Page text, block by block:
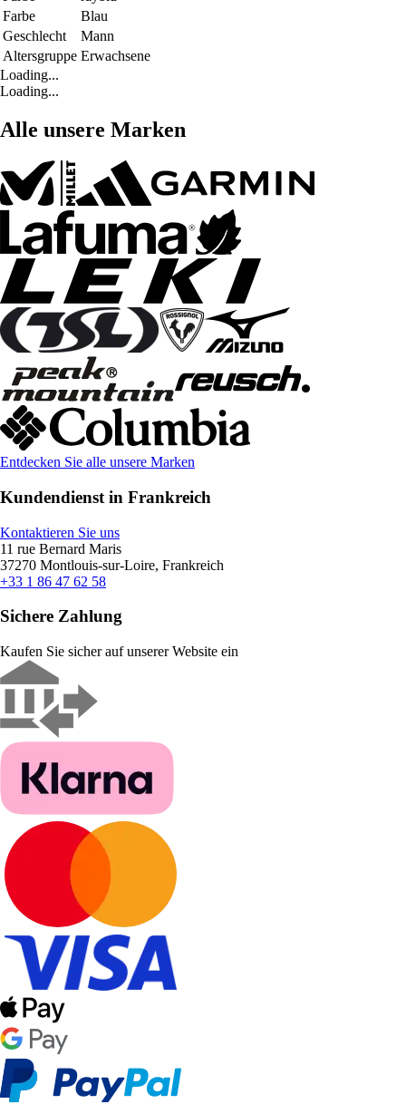
Farbe
Blau
Geschlecht
Mann
Altersgruppe Erwachsene
Loading...
Loading...
Alle unsere Marken
Entdecken Sie alle unsere Marken
Kundendienst in Frankreich
Kontaktieren Sie uns
11 rue Bernard Maris
37270 Montlouis-sur-Loire, Frankreich
+33 1 86 47 62 58
Sichere Zahlung
Kaufen Sie sicher auf unserer Website ein